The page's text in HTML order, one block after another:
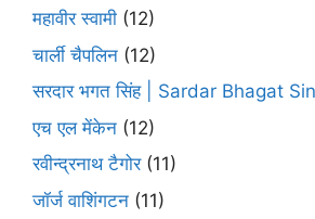
महावीर स्वामी (12)
चार्ली चैपलिन (12)
सरदार भगत सिंह | Sardar Bhagat
एच एल मेंकेन (12)
रवीन्द्रनाथ टैगोर(11)
जॉर्ज वाशिंगटन (11)